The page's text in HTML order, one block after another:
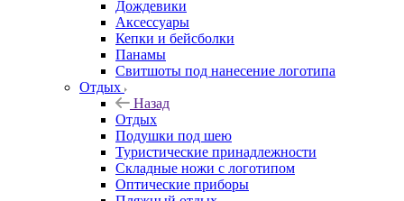
Дождевики
Аксессуары
Кепки и бейсболки
Панамы
Свитшоты под нанесение логотипа
Отдых
Назад
Отдых
Подушки под шею
Туристические принадлежности
Складные ножи с логотипом
Оптические приборы